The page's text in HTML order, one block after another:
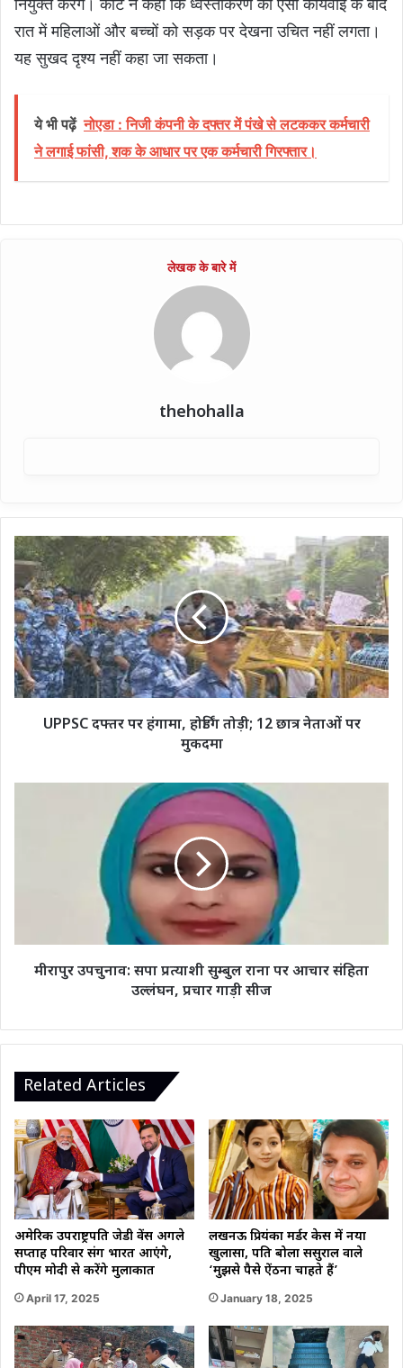
नियुक्त करेंगे। कोर्ट ने कहा कि ध्वस्तीकरण की ऐसी कार्यवाई के बाद
रात में महिलाओं और बच्चों को सड़क पर देखना उचित नहीं लगता।
यह सुखद दृश्य नहीं कहा जा सकता।
ये भी पढ़ें नोएडा : निजी कंपनी के दफ्तर में पंखे से लटककर कर्मचारी
ने लगाई फांसी, शक के आधार पर एक कर्मचारी गिरफ्तार।
thehohalla
UPPSC
दफ्तर
पर
हंगामा,
होर्डिंग
तोड़ी;
12
छात्र
नेताओं
UPPSC दफ्तर पर हंगामा, होर्डिंग तोड़ी; 12 छात्र नेताओं पर
मुकदमा
संहिता
उल्लंघन,
प्रचारमीरापुर उपचुनाव: सपा प्रत्याशी सुम्बुल राना पर आचार संहिता
उल्लंघन, प्रचार गाड़ी सीज
Related Articles
अमेरिकी उपराष्ट्रपति जेडी वेंस अगले
सप्ताह परिवार संग भारत आएंगे,
पीएम मोदी से करेंगे मुलाकात
April 17, 2025
लखनऊ प्रियंका मर्डर केस में नया
खुलासा, पति बोला ससुराल वाले
‘मुझसे पैसे ऐंठना चाहते हैं’
January 18, 2025